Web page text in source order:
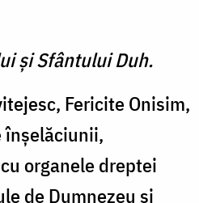
şi Sfântului Duh.
Fericite Onisim,
organele dreptei
de Dumnezeu şi